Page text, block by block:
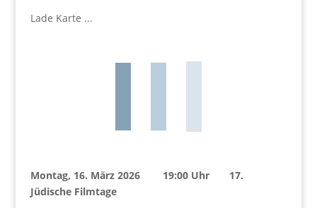
Lade Karte ...
Montag, 16. März 2026 19:00 Uhr 17.
Jüdische Filmtage